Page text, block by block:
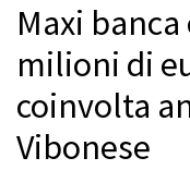
Maxi
milioni di
coinvolta
Vibonese